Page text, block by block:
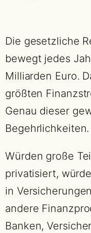
Die gesetzliche
bewegt jedes
Milliarden Euro.
größten
Genau dieser
Begehrlichkeiten.
Würden große
privatisiert,
in
andere
Banken,